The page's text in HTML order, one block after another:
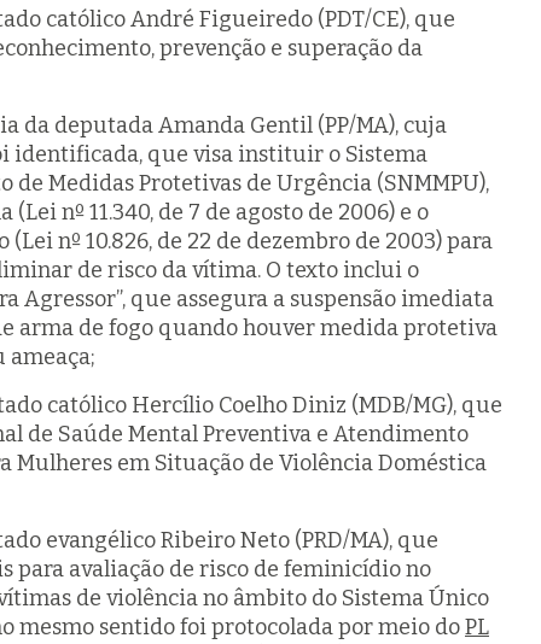
católico André Figueiredo (PDT/CE), que
prevenção e superação da
da deputada Amanda Gentil (PP/MA), cuja
identificada, que visa instituir o Sistema
Medidas Protetivas de Urgência (SNMMPU),
nº 11.340, de 7 de agosto de 2006) e o
nº 10.826, de 22 de dezembro de 2003) para
de risco da vítima. O texto inclui o
Agressor”, que assegura a suspensão imediata
arma de fogo quando houver medida protetiva
ameaça;
católico Hercílio Coelho Diniz (MDB/MG), que
de Saúde Mental Preventiva e Atendimento
Mulheres em Situação de Violência Doméstica
evangélico Ribeiro Neto (PRD/MA), que
avaliação de risco de feminicídio no
de violência no âmbito do Sistema Único
mesmo sentido foi protocolada por meio doPL